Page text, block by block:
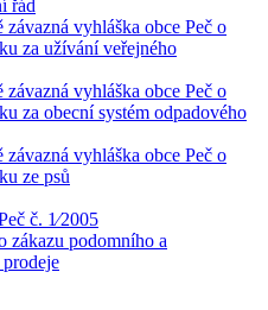
řád
závazná vyhláška obce Peč o
za užívání veřejného
závazná vyhláška obce Peč o
za obecní systém odpadového
závazná vyhláška obce Peč o
ze psů
č. 1⁄2005
zákazu podomního a